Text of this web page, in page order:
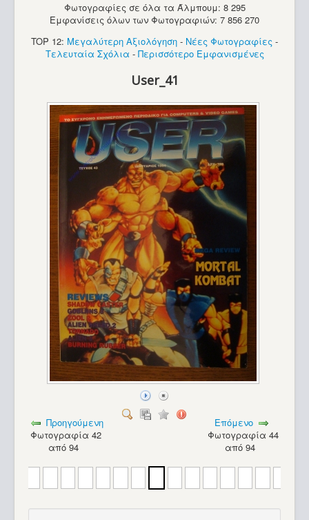
Φωτογραφίες σε όλα τα Άλμπουμ: 8 295
Εμφανίσεις όλων των Φωτογραφιών: 7 856 270
TOP 12: Μεγαλύτερη Αξιολόγηση - Νέες Φωτογραφίες -
Τελευταία Σχόλια - Περισσότερο Εμφανισμένες
User_41
Προηγούμενη
Φωτογραφία 42
από 94
Επόμενο
Φωτογραφία 44
από 94